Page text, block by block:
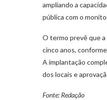
ampliando a
pública com o
O termo prevê que
cinco anos,
A implantação
dos locais e
Fonte: Redação